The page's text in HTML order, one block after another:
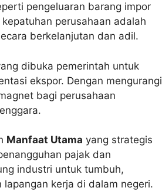
pengeluaran barang impor
perusahaan adalah
berkelanjutan dan adil.
dibuka pemerintah untuk
ekspor. Dengan mengurangi
bagi perusahaan
Manfaat Utama yang strategis
pajak dan
industri untuk tumbuh,
kerja di dalam negeri.